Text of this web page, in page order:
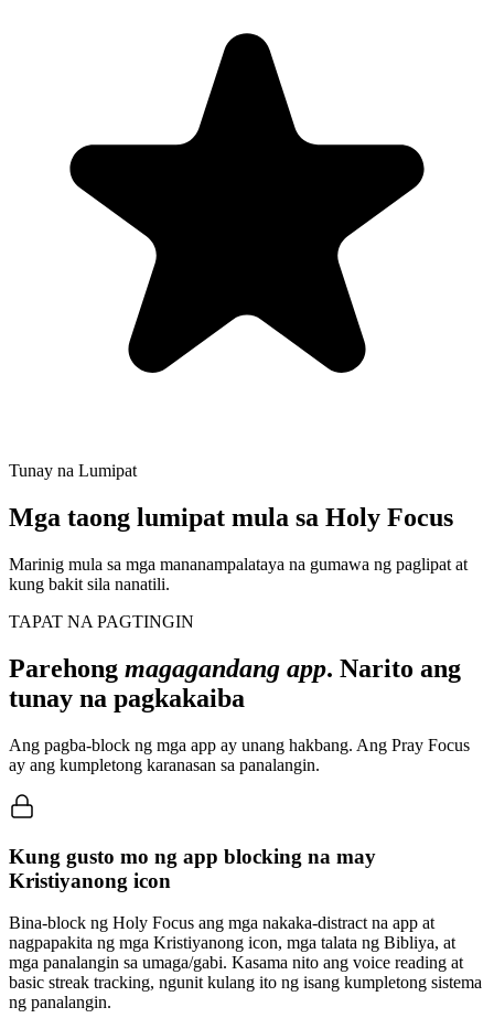
Tunay na Lumipat
Mga taong lumipat mula sa Holy Focus
Marinig mula sa mga mananampalataya na gumawa ng paglipat at
kung bakit sila nanatili.
TAPAT NA PAGTINGIN
Parehong magagandang app. Narito ang
tunay na pagkakaiba
Ang pagba-block ng mga app ay unang hakbang. Ang Pray Focus
ay ang kumpletong karanasan sa panalangin.
Kung gusto mo ng app blocking na may
Kristiyanong icon
Bina-block ng Holy Focus ang mga nakaka-distract na app at
nagpapakita ng mga Kristiyanong icon, mga talata ng Bibliya, at
mga panalangin sa umaga/gabi. Kasama nito ang voice reading at
basic streak tracking, ngunit kulang ito ng isang kumpletong sistema
ng panalangin.